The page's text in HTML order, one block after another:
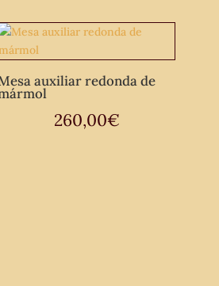
auxiliar redonda de
260,00€